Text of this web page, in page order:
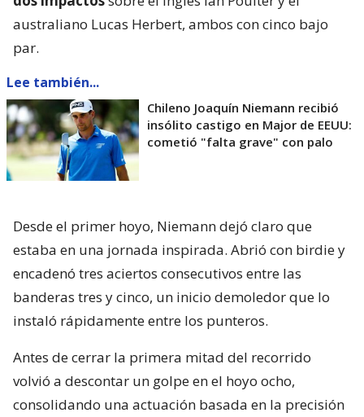
australiano Lucas Herbert, ambos con cinco bajo
par.
Lee también...
Chileno Joaquín Niemann recibió
insólito castigo en Major de EEUU:
cometió "falta grave" con palo
Desde el primer hoyo, Niemann dejó claro que
estaba en una jornada inspirada. Abrió con birdie y
encadenó tres aciertos consecutivos entre las
banderas tres y cinco, un inicio demoledor que lo
instaló rápidamente entre los punteros.
Antes de cerrar la primera mitad del recorrido
volvió a descontar un golpe en el hoyo ocho,
consolidando una actuación basada en la precisión